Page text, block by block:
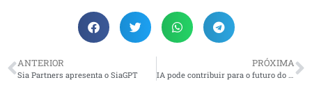
ANTERIOR
Sia Partners apresenta o SiaGPT
PRÓXIMA
IA pode contribuir para o futuro do rádio